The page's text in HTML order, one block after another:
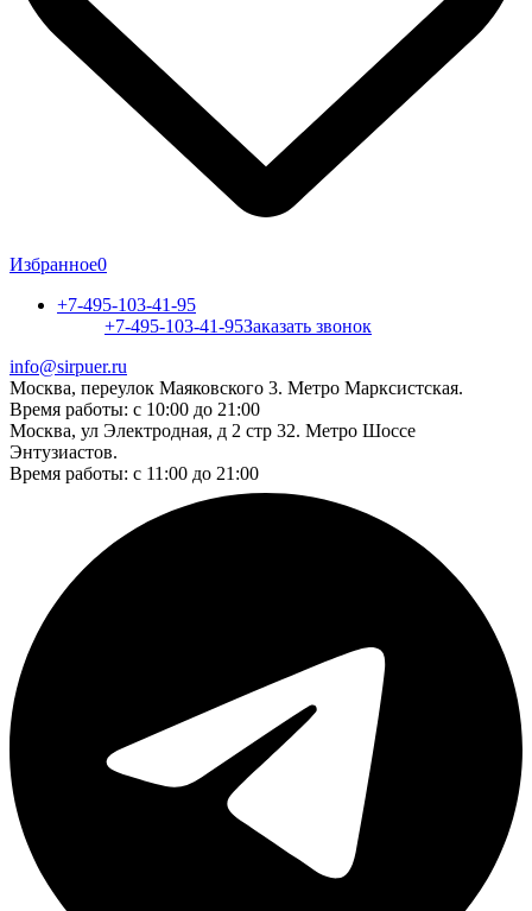
Избранное0
+7-495-103-41-95
+7-495-103-41-95Заказать звонок
info@sirpuer.ru
Москва, переулок Маяковского 3. Метро Марксистская.
Время работы: с 10:00 до 21:00
Москва, ул Электродная, д 2 стр 32. Метро Шоссе
Энтузиастов.
Время работы: с 11:00 до 21:00